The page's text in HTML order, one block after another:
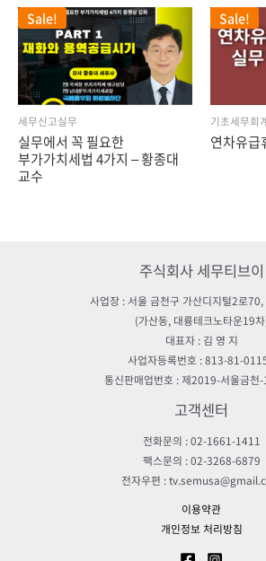
Sale!
세무신고실무
실무에서 꼭 필요한
부가가치세법 4가지 – 황종대
교수
Sale!
기초세무회
연차유급
주식회사 세무티브이
사업장 : 서울 금천구 가산디지털2로
(가산동, 대륭테크노타운19
대표자 : 김 영 지
사업자등록번호 : 813-81-
통신판매업번호 : 제2019-서울금천
고객센터
전화문의 : 02-1661-1411
팩스문의 : 02-3268-6879
전자우편 :
이용약관
개인정보 처리방침